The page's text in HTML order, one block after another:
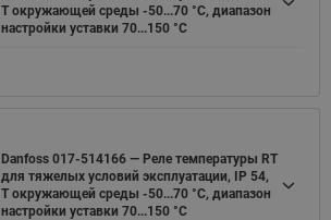
T окружающей среды -50...70 °C, диапазон
настройки уставки 70...150 °C
Danfoss 017-514166 — Реле температуры RT
для тяжелых условий эксплуатации, IP 54,
T окружающей среды -50...70 °C, диапазон
настройки уставки 70...150 °C